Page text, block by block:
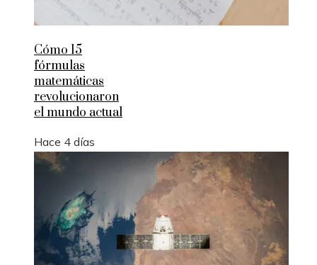
Cómo 15
fórmulas
matemáticas
revolucionaron
el mundo actual
Hace 4 días